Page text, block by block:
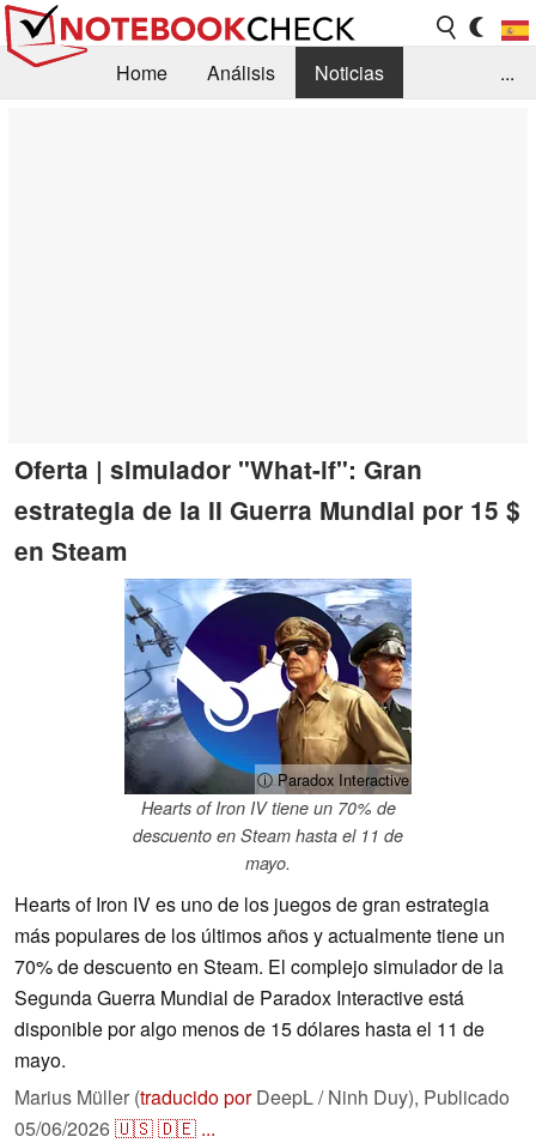
Home Análisis
Noticias
...
Oferta | simulador "What-if": Gran
estrategia de la II Guerra Mundial por 15 $
en Steam
ⓘ Paradox Interactive
Hearts of Iron IV tiene un 70% de
descuento en Steam hasta el 11 de
mayo.
Hearts of Iron IV es uno de los juegos de gran estrategia
más populares de los últimos años y actualmente tiene un
70% de descuento en Steam. El complejo simulador de la
Segunda Guerra Mundial de Paradox Interactive está
disponible por algo menos de 15 dólares hasta el 11 de
mayo.
Marius Müller (traducido porDeepL / Ninh Duy), Publicado
05/06/2026🇺🇸🇩🇪 ...